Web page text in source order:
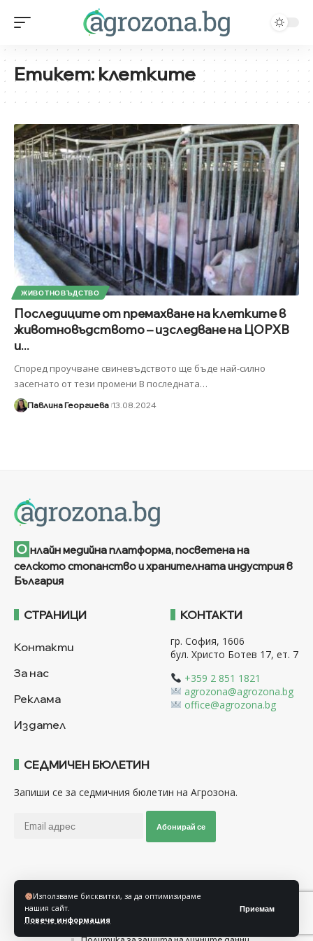
Използваме бисквитки, за да оптимизираме
нашия сайт.
Повече информация
Приемам
Етикет:клетките
ЖИВОТНОВЪДСТВО
Последиците от премахване на клетките в
животновъдството – изследване на ЦОРХВ
и...
Според проучване свиневъдството ще бъде най-силно
засегнато от тези промени В последната…
Павлина Георгиева 13.08.2024
О нлайн медийна платформа, посветена на
селското стопанство и хранителната индустрия в
България
СТРАНИЦИ
Контакти
За нас
Реклама
Издател
КОНТАКТИ
гр. София, 1606
бул. Христо Ботев 17, ет. 7
+359 2 851 1821
agrozona@agrozona.bg
office@agrozona.bg
СЕДМИЧЕН БЮЛЕТИН
Запиши се за седмичния бюлетин на Агрозона.
Абонирай се
Общи условия
Политика за използване на “Бисквитки”